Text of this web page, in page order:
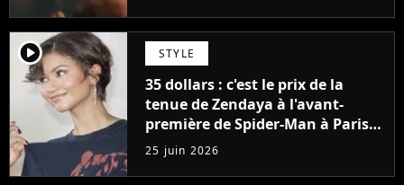
player2 STYLE
35 dollars : c'est le prix de la
tenue de Zendaya à l'avant-
première de Spider-Man à Paris,
"Le style n'a pas besoin de coûter
une fortune"
25 juin 2026